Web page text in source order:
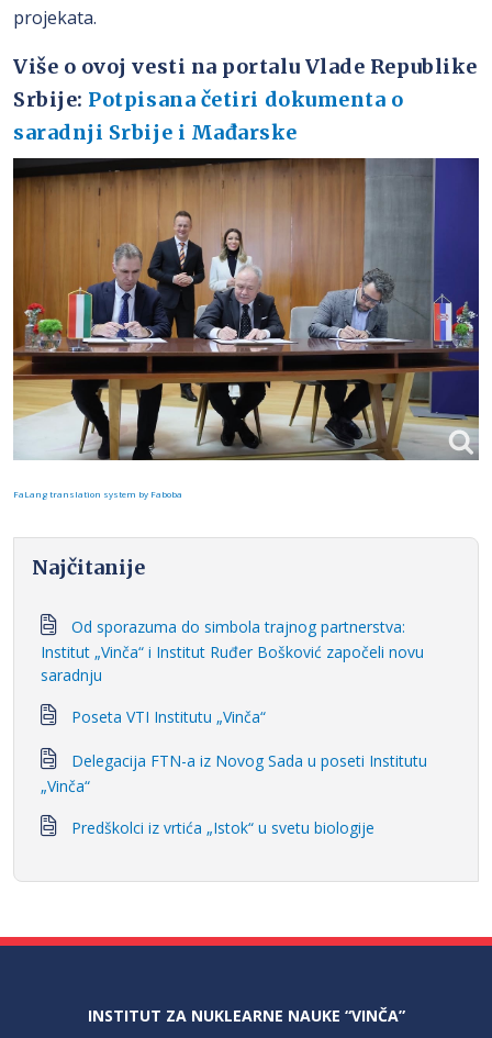
projekata.
Više o ovoj vesti na portalu Vlade Republike
Srbije: Potpisana četiri dokumenta o
saradnji Srbije i Mađarske
FaLang translation system by Faboba
Najčitanije
Od sporazuma do simbola trajnog partnerstva:
Institut „Vinča“ i Institut Ruđer Bošković započeli novu
saradnju
Poseta VTI Institutu „Vinča“
Delegacija FTN-a iz Novog Sada u poseti Institutu
„Vinča“
Predškolci iz vrtića „Istok“ u svetu biologije
INSTITUT ZA NUKLEARNE NAUKE “VINČA”